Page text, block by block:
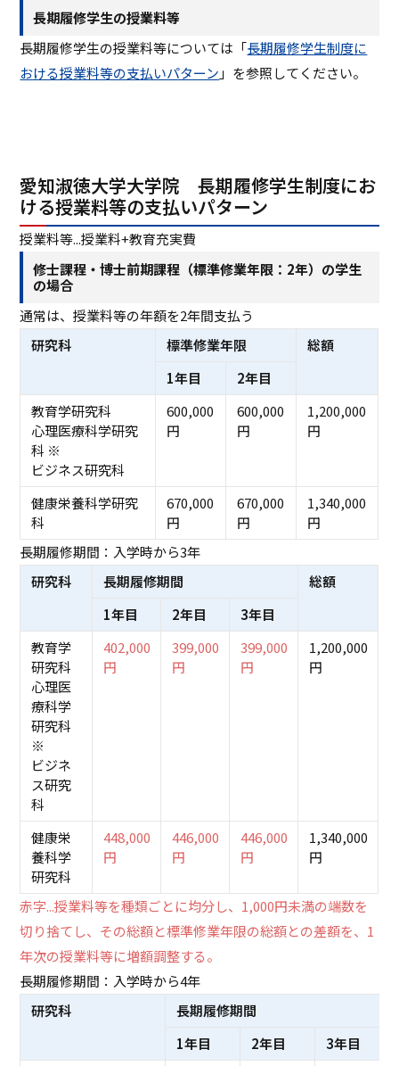
⻑期履修学⽣の授業料等
⻑期履修学⽣の授業料等については「⻑期履修学⽣制度に
おける授業料等の支払いパターン 」を参照してください。
愛知淑徳大学大学院 長期履修学生制度にお
ける授業料等の支払いパターン
授業料等...授業料+教育充実費
修士課程・博士前期課程（標準修業年限：2年）の学生
の場合
通常は、授業料等の年額を2年間支払う
研究科
標準修業年限
総額
1年目
2年目
教育学研究科
心理医療科学研究
科 ※
ビジネス研究科
600,000
円
600,000
円
1,200,000
円
健康栄養科学研究
科
670,000
円
670,000
円
1,340,000
円
長期履修期間：入学時から3年
研究科
長期履修期間
総額
1年目
2年目
3年目
教育学
研究科
心理医
療科学
研究科
※
ビジネ
ス研究
科
402,000
円
399,000
円
399,000
円
1,200,000
円
健康栄
養科学
研究科
448,000
円
446,000
円
446,000
円
1,340,000
円
赤字...授業料等を種類ごとに均分し、1,000円未満の端数を
切り捨てし、その総額と標準修業年限の総額との差額を、1
年次の授業料等に増額調整する。
長期履修期間：入学時から4年
研究科
長期履修期間
1年目
2年目
3年目